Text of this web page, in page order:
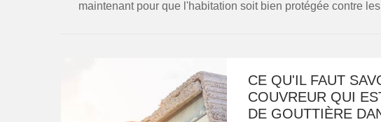
maintenant pour que l'habitation soit bien protégée contre
CE QU'IL FAUT
COUVREUR QUI
DE GOUTTIÈRE